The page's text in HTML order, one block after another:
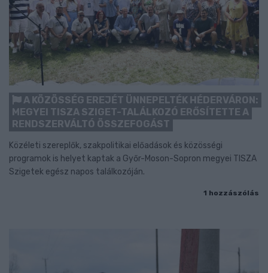
A KÖZÖSSÉG EREJÉT ÜNNEPELTÉK HÉDERVÁRON:
MEGYEI TISZA SZIGET-TALÁLKOZÓ ERŐSÍTETTE A
RENDSZERVÁLTÓ ÖSSZEFOGÁST
Közéleti szereplők, szakpolitikai előadások és közösségi
programok is helyet kaptak a Győr-Moson-Sopron megyei TISZA
Szigetek egész napos találkozóján.
1 hozzászólás